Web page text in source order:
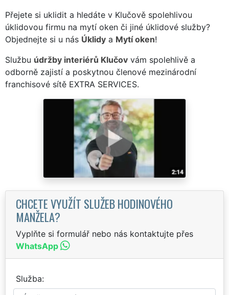
Přejete si uklidit a hledáte v Klučově spolehlivou
úklidovou firmu na mytí oken či jiné úklidové služby?
Objednejte si u nás Úklidy a Mytí oken!
Službu údržby interiérů Klučov vám spolehlivě a
odborně zajistí a poskytnou členové mezinárodní
franchisové sítě EXTRA SERVICES.
CHCETE VYUŽÍT SLUŽEB HODINOVÉHO
MANŽELA?
Vyplňte si formulář nebo nás kontaktujte přes
WhatsApp
Služba